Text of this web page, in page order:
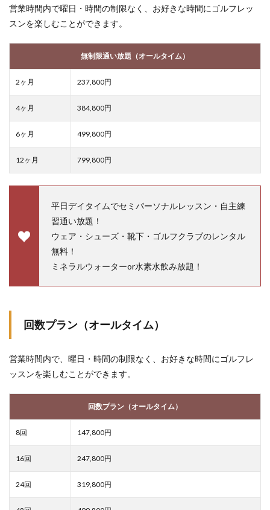
営業時間内で曜日・時間の制限なく、お好きな時間にゴルフレッ
スンを楽しむことができます。
無制限通い放題（オールタイム）
2ヶ月 237,800円
4ヶ月 384,800円
6ヶ月 499,800円
12ヶ月 799,800円
平日デイタイムでセミパーソナルレッスン・自主練
習通い放題！
ウェア・シューズ・靴下・ゴルフクラブのレンタル
無料！
ミネラルウォーターor水素水飲み放題！
回数プラン（オールタイム）
営業時間内で、曜日・時間の制限なく、お好きな時間にゴルフレ
ッスンを楽しむことができます。
回数プラン（オールタイム）
8回 147,800円
16回 247,800円
24回 319,800円